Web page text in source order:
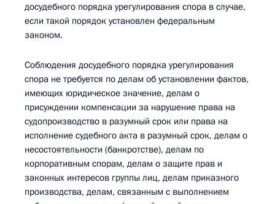
досудебного порядка урегулирования спора в случае,
если такой порядок установлен федеральным
законом.
Соблюдения досудебного порядка урегулирования
спора не требуется по делам об установлении фактов,
имеющих юридическое значение, делам о
присуждении компенсации за нарушение права на
судопроизводство в разумный срок или права на
исполнение судебного акта в разумный срок, делам о
несостоятельности (банкротстве), делам по
корпоративным спорам, делам о защите прав и
законных интересов группы лиц, делам приказного
производства, делам, связанным с выполнением